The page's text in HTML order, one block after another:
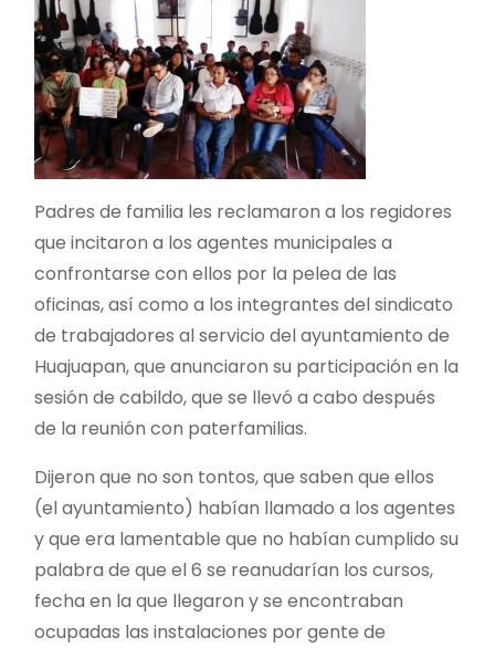
Padres de familia les reclamaron a los regidores
que incitaron a los agentes municipales a
confrontarse con ellos por la pelea de las
oficinas, así como a los integrantes del sindicato
de trabajadores al servicio del ayuntamiento de
Huajuapan, que anunciaron su participación en la
sesión de cabildo, que se llevó a cabo después
de la reunión con paterfamilias.
Dijeron que no son tontos, que saben que ellos
(el ayuntamiento) habían llamado a los agentes
y que era lamentable que no habían cumplido su
palabra de que el 6 se reanudarían los cursos,
fecha en la que llegaron y se encontraban
ocupadas las instalaciones por gente de